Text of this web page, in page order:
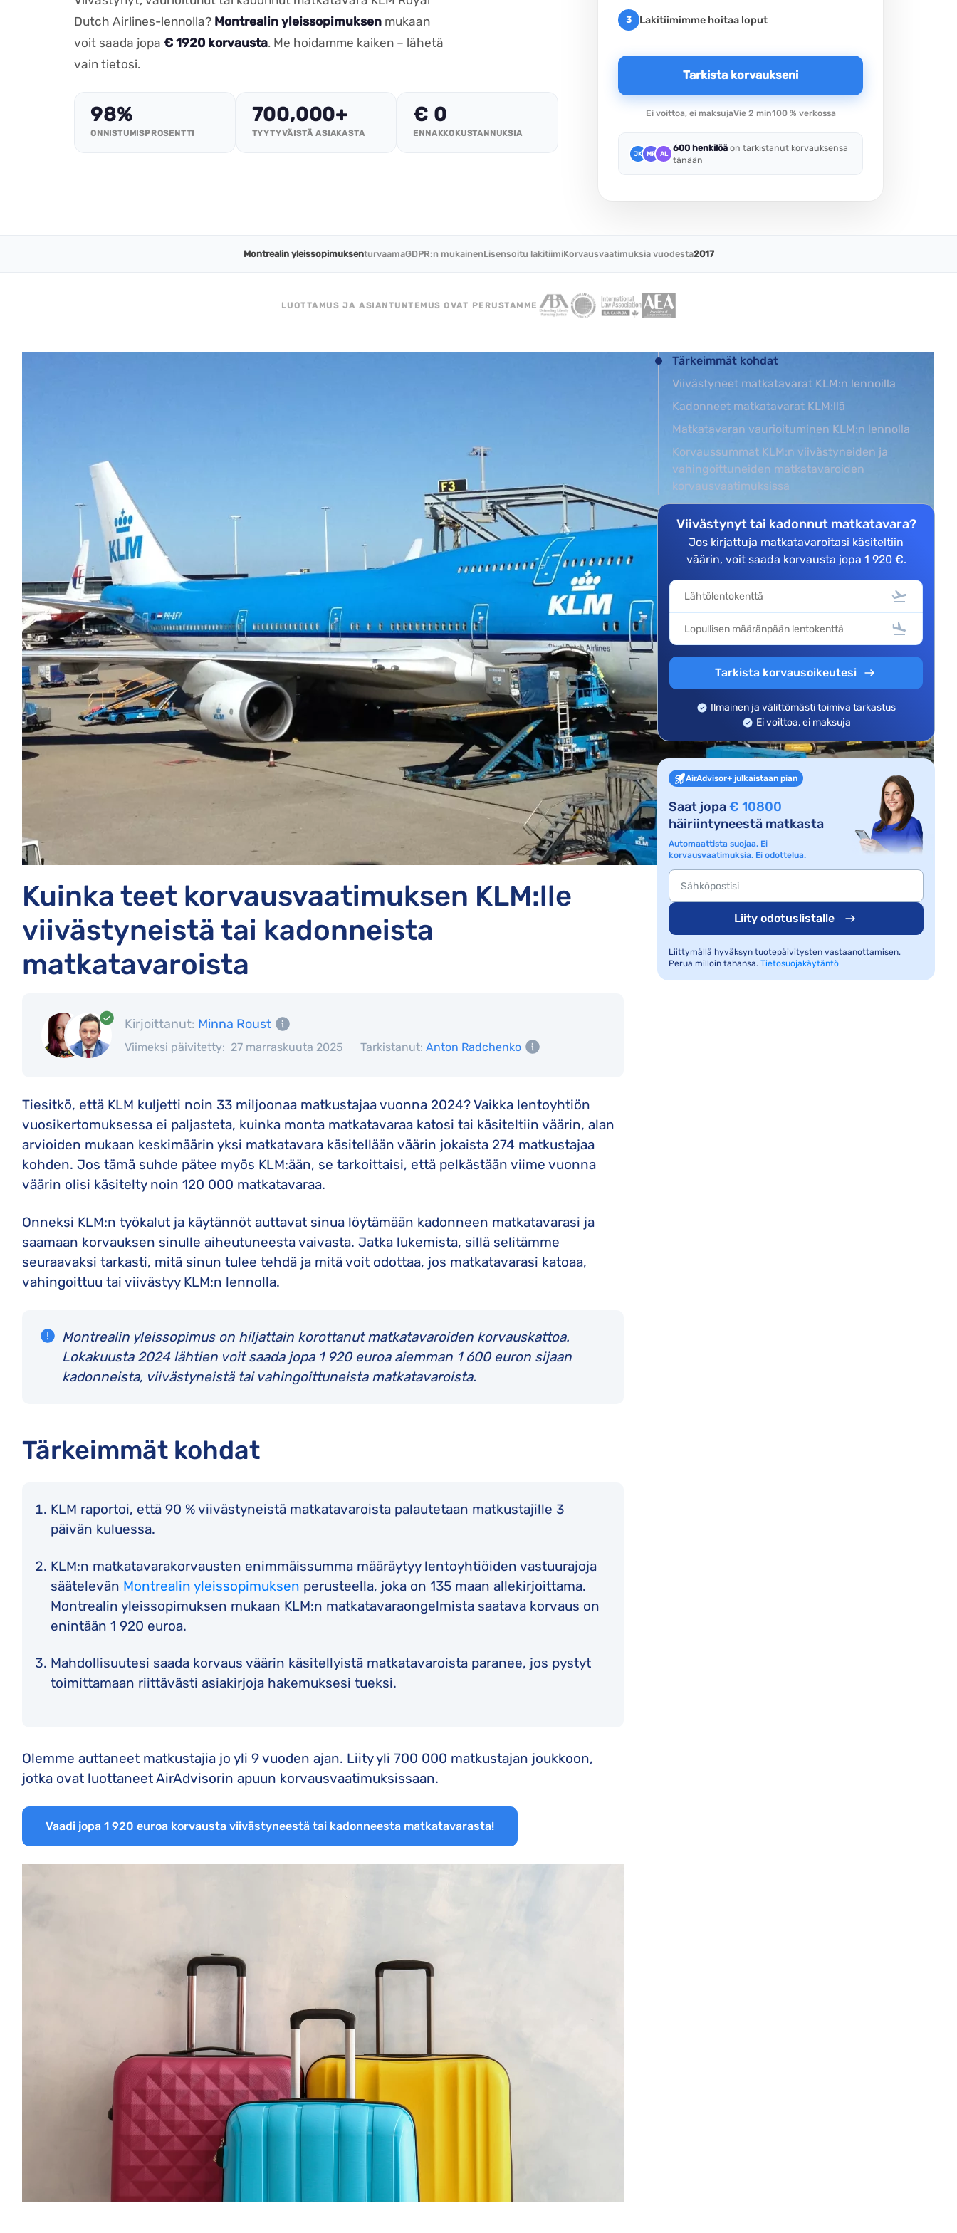
Lufthansa-korvaukset
KLM-korvaukset
Dutch Airlines-lennolla? Montrealin yleissopimuksen mukaan
voit saada jopa € 1920 korvausta. Me hoidamme kaiken – lähetä
vain tietosi.
98%
ONNISTUMISPROSENTTI
700,000+
TYYTYVÄISTÄ ASIAKASTA
€ 0
ENNAKKOKUSTANNUKSIA
3 Lakitiimimme hoitaa loput
Tarkista korvaukseni
Ei voittoa, ei maksujaVie 2 min100 % verkossa
JK MR AL
600 henkilöä on tarkistanut korvauksensa
tänään
Montrealin yleissopimuksenturvaamaGDPR:n mukainenLisensoitu lakitiimiKorvausvaatimuksia vuodesta2017
LUOTTAMUS JA ASIANTUNTEMUS OVAT PERUSTAMME
Kuinka teet korvausvaatimuksen KLM:lle
viivästyneistä tai kadonneista
matkatavaroista
Kirjoittanut: Minna Roust
Viimeksi päivitetty: 27 marraskuuta 2025 Tarkistanut: Anton Radchenko
Tiesitkö, että KLM kuljetti noin 33 miljoonaa matkustajaa vuonna 2024? Vaikka lentoyhtiön
vuosikertomuksessa ei paljasteta, kuinka monta matkatavaraa katosi tai käsiteltiin väärin, alan
arvioiden mukaan keskimäärin yksi matkatavara käsitellään väärin jokaista 274 matkustajaa
kohden. Jos tämä suhde pätee myös KLM:ään, se tarkoittaisi, että pelkästään viime vuonna
väärin olisi käsitelty noin 120 000 matkatavaraa.
Onneksi KLM:n työkalut ja käytännöt auttavat sinua löytämään kadonneen matkatavarasi ja
saamaan korvauksen sinulle aiheutuneesta vaivasta. Jatka lukemista, sillä selitämme
seuraavaksi tarkasti, mitä sinun tulee tehdä ja mitä voit odottaa, jos matkatavarasi katoaa,
vahingoittuu tai viivästyy KLM:n lennolla.
Montrealin yleissopimus on hiljattain korottanut matkatavaroiden korvauskattoa.
Lokakuusta 2024 lähtien voit saada jopa 1 920 euroa aiemman 1 600 euron sijaan
kadonneista, viivästyneistä tai vahingoittuneista matkatavaroista.
Tärkeimmät kohdat
KLM raportoi, että 90 % viivästyneistä matkatavaroista palautetaan matkustajille 3
päivän kuluessa.
KLM:n matkatavarakorvausten enimmäissumma määräytyy lentoyhtiöiden vastuurajoja
säätelevän Montrealin yleissopimuksen perusteella, joka on 135 maan allekirjoittama.
Montrealin yleissopimuksen mukaan KLM:n matkatavaraongelmista saatava korvaus on
enintään 1 920 euroa.
Mahdollisuutesi saada korvaus väärin käsitellyistä matkatavaroista paranee, jos pystyt
toimittamaan riittävästi asiakirjoja hakemuksesi tueksi.
Olemme auttaneet matkustajia jo yli 9 vuoden ajan. Liity yli 700 000 matkustajan joukkoon,
jotka ovat luottaneet AirAdvisorin apuun korvausvaatimuksissaan.
Vaadi jopa 1 920 euroa korvausta viivästyneestä tai kadonneesta matkatavarasta!
Tärkeimmät kohdat
Viivästyneet matkatavarat KLM:n lennoilla
Kadonneet matkatavarat KLM:llä
Matkatavaran vaurioituminen KLM:n lennolla
Korvaussummat KLM:n viivästyneiden ja
vahingoittuneiden matkatavaroiden
korvausvaatimuksissa
Viivästynyt tai kadonnut matkatavara?
Jos kirjattuja matkatavaroitasi käsiteltiin
väärin, voit saada korvausta jopa 1 920 €.
Tarkista korvausoikeutesi
Ilmainen ja välittömästi toimiva tarkastus
Ei voittoa, ei maksuja
AirAdvisor+ julkaistaan pian
Saat jopa€ 10800
häiriintyneestä matkasta
Automaattista suojaa. Ei
korvausvaatimuksia. Ei odottelua.
Liity odotuslistalle
Liittymällä hyväksyn tuotepäivitysten vastaanottamisen.
Perua milloin tahansa. Tietosuojakäytäntö